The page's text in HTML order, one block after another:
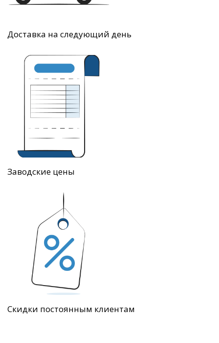
Доставка на следующий день
Заводские цены
Скидки постоянным клиентам